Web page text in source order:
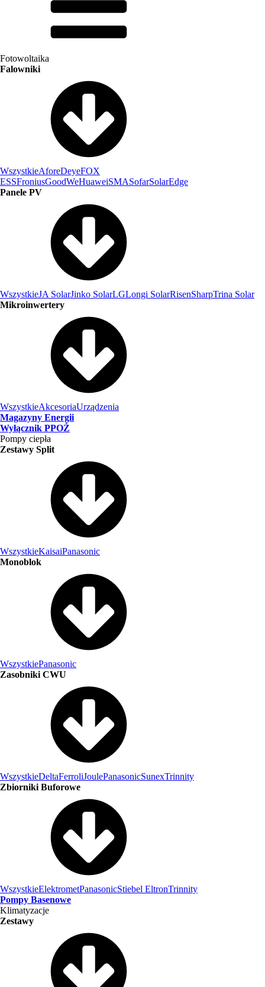
Fotowoltaika
Falowniki
WszystkieAforeDeyeFOX
ESSFroniusGoodWeHuaweiSMASofarSolarEdge
Panele PV
WszystkieJA SolarJinko SolarLGLongi SolarRisenSharpTrina Solar
Mikroinwertery
WszystkieAkcesoriaUrządzenia
Magazyny Energii
Wyłącznik PPOŻ
Pompy ciepła
Zestawy Split
WszystkieKaisaiPanasonic
Monoblok
WszystkiePanasonic
Zasobniki CWU
WszystkieDeltaFerroliJoulePanasonicSunexTrinnity
Zbiorniki Buforowe
WszystkieElektrometPanasonicStiebel EltronTrinnity
Pompy Basenowe
Klimatyzacje
Zestawy